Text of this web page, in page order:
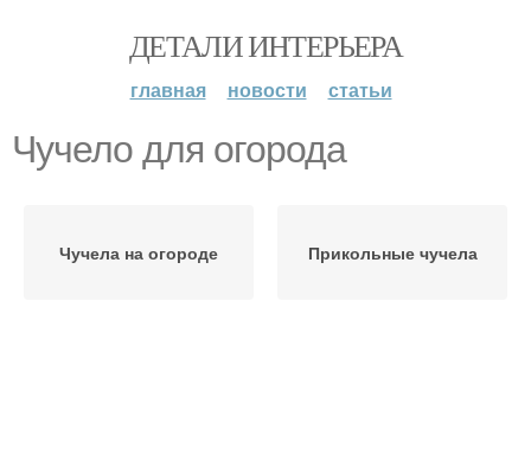
ДЕТАЛИ ИНТЕРЬЕРА
главная новости статьи
Чучело для огорода
Чучела на огороде Прикольные чучела